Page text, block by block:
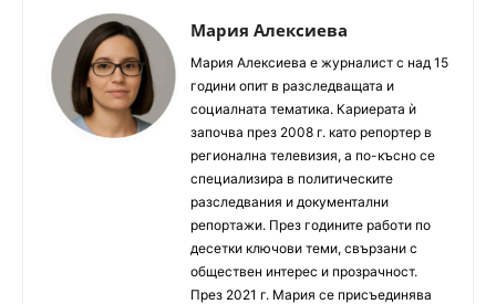
Мария Алексиева
Мария Алексиева е журналист с над 15
години опит в разследващата и
социалната тематика. Кариерата ѝ
започва през 2008 г. като репортер в
регионална телевизия, а по-късно се
специализира в политическите
разследвания и документални
репортажи. През годините работи по
десетки ключови теми, свързани с
обществен интерес и прозрачност.
През 2021 г. Мария се присъединява